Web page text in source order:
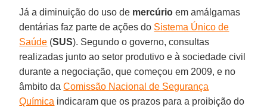
Já a diminuição do uso de mercúrio em amálgamas
dentárias faz parte de ações do Sistema Único de
Saúde (SUS). Segundo o governo, consultas
realizadas junto ao setor produtivo e à sociedade civil
durante a negociação, que começou em 2009, e no
âmbito daComissão Nacional de Segurança
Química indicaram que os prazos para a proibição do